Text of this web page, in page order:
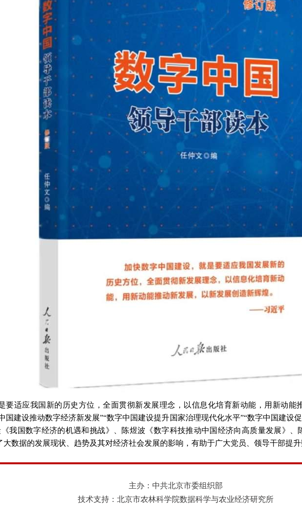
要适应我国新的历史方位，全面贯彻新发展理念，以信息化培育新动能，用新动能
国建设推动数字经济新发展”“数字中国建设提升国家治理现代化水平”“数字中国建设
我国数字经济的机遇和挑战》、陈煜波《数字科技推动中国经济向高质量发展》
数据的发展现状、趋势及其对经济社会发展的影响，有助于广大党员、领导干部提升
主办：中共北京市委组织部
技术支持：北京市农林科学院数据科学与农业经济研究所